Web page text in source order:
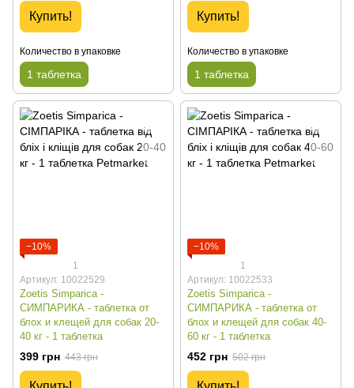
Купить!
Количество в упаковке
1 таблетка
Купить!
Количество в упаковке
1 таблетка
−10%
1
Артикул: 10022529
Zoetis Simparica -
СИМПАРИКА - таблетка от
блох и клещей для собак 20-
40 кг - 1 таблетка
399 грн 443 грн
−10%
1
Артикул: 10022533
Zoetis Simparica -
СИМПАРИКА - таблетка от
блох и клещей для собак 40-
60 кг - 1 таблетка
452 грн 502 грн